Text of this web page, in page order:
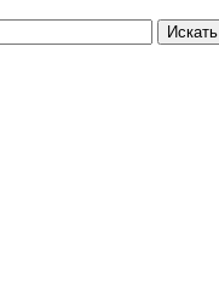
Искать